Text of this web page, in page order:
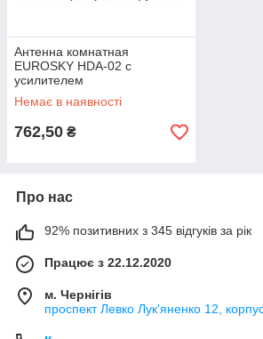
Антенна комнатная
EUROSKY HDA-02 c
усилителем
Немає в наявності
762,50 ₴
Про нас
92% позитивних з 345 відгуків за рік
Працює з 22.12.2020
м. Чернігів
проспект Левко Лук'яненко 12,